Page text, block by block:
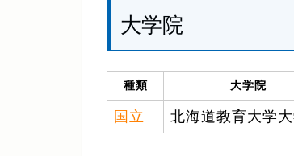
大学院
種類 大学院
国立 北海道教育大学